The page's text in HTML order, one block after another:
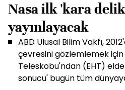
Nasa ilk 'kara
yayınlayacak
ABD Ulusal Bilim Vakfı,
çevresini gözlemlemek
Teleskobu'ndan (EHT) elde
sonucu' bugün tüm